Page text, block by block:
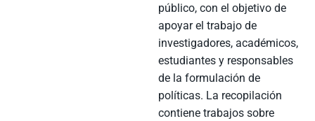
público, con el objetivo de
apoyar el trabajo de
investigadores, académicos,
estudiantes y responsables
de la formulación de
políticas. La recopilación
contiene trabajos sobre